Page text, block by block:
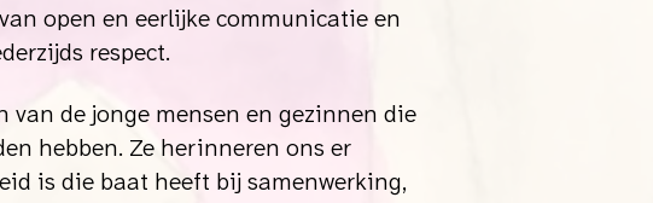
open en eerlijke communicatie en
respect.
van de jonge mensen en gezinnen die
hebben. Ze herinneren ons er
is die baat heeft bij samenwerking,